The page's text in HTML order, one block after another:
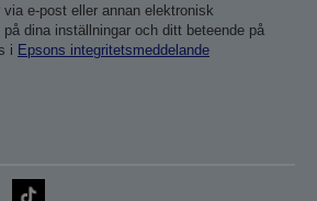
e-post eller annan elektronisk
dina inställningar och ditt beteende på
i Epsons integritetsmeddelande